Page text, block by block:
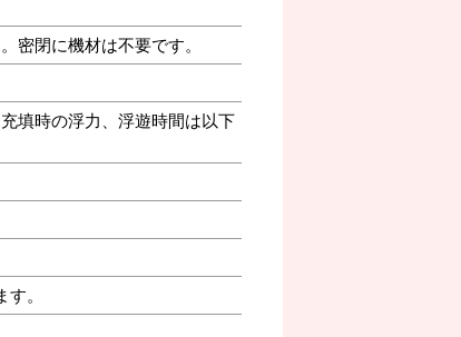
密閉に機材は不要です。
填時の浮力、浮遊時間は以下
。